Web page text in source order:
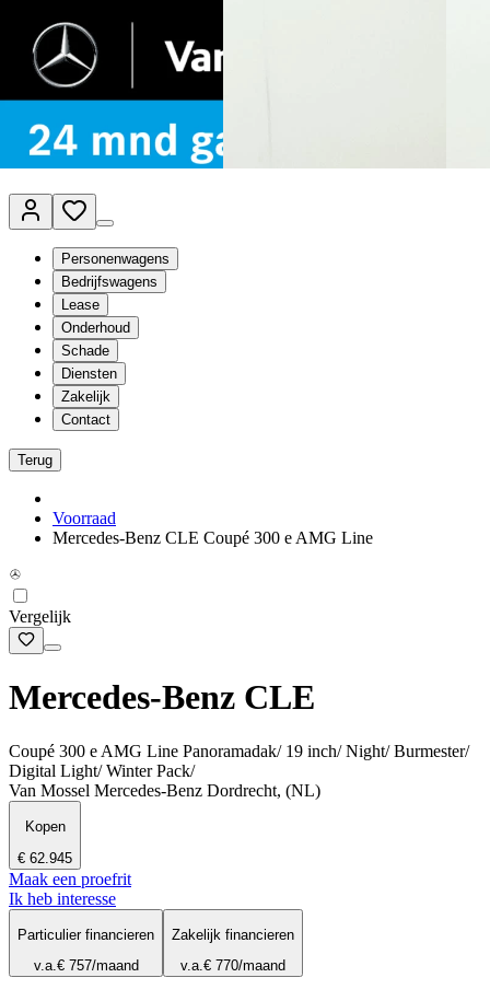
Van Mossel Automotive Group
Vestigingen
Werkplaatsplanner
Vacatures
Klantenservice
nl- Nederlands
Personenwagens
Bedrijfswagens
Lease
Onderhoud
Schade
Diensten
Zakelijk
Contact
Terug
Voorraad
Mercedes-Benz CLE Coupé 300 e AMG Line
Vergelijk
Mercedes-Benz CLE
Coupé 300 e AMG Line Panoramadak/ 19 inch/ Night/ Burmester/
Digital Light/ Winter Pack/
Van Mossel Mercedes-Benz Dordrecht, (NL)
Kopen
€ 62.945
Maak een proefrit
Ik heb interesse
Particulier financieren
v.a.€ 757/maand
Zakelijk financieren
v.a.€ 770/maand